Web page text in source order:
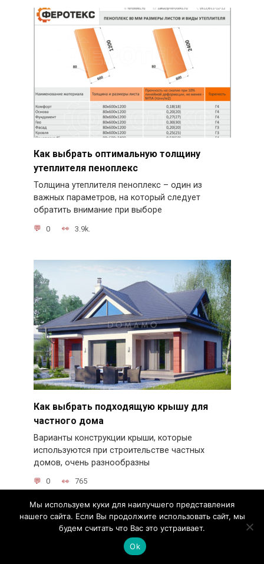
Как выбрать оптимальную толщину
утеплителя пеноплекс
Толщина утеплителя пеноплекс – один из
важных параметров, на который следует
обратить внимание при выборе
0 3.9k.
Как выбрать подходящую крышу для
частного дома
Варианты конструкции крыши, которые
используются при строительстве частных
домов, очень разнообразны
0 765
Красота безшовности — фальцевая
Мы используем куки для наилучшего представления
нашего сайта. Если Вы продолжите использовать сайт, мы
будем считать что Вас это устраивает.
Ok